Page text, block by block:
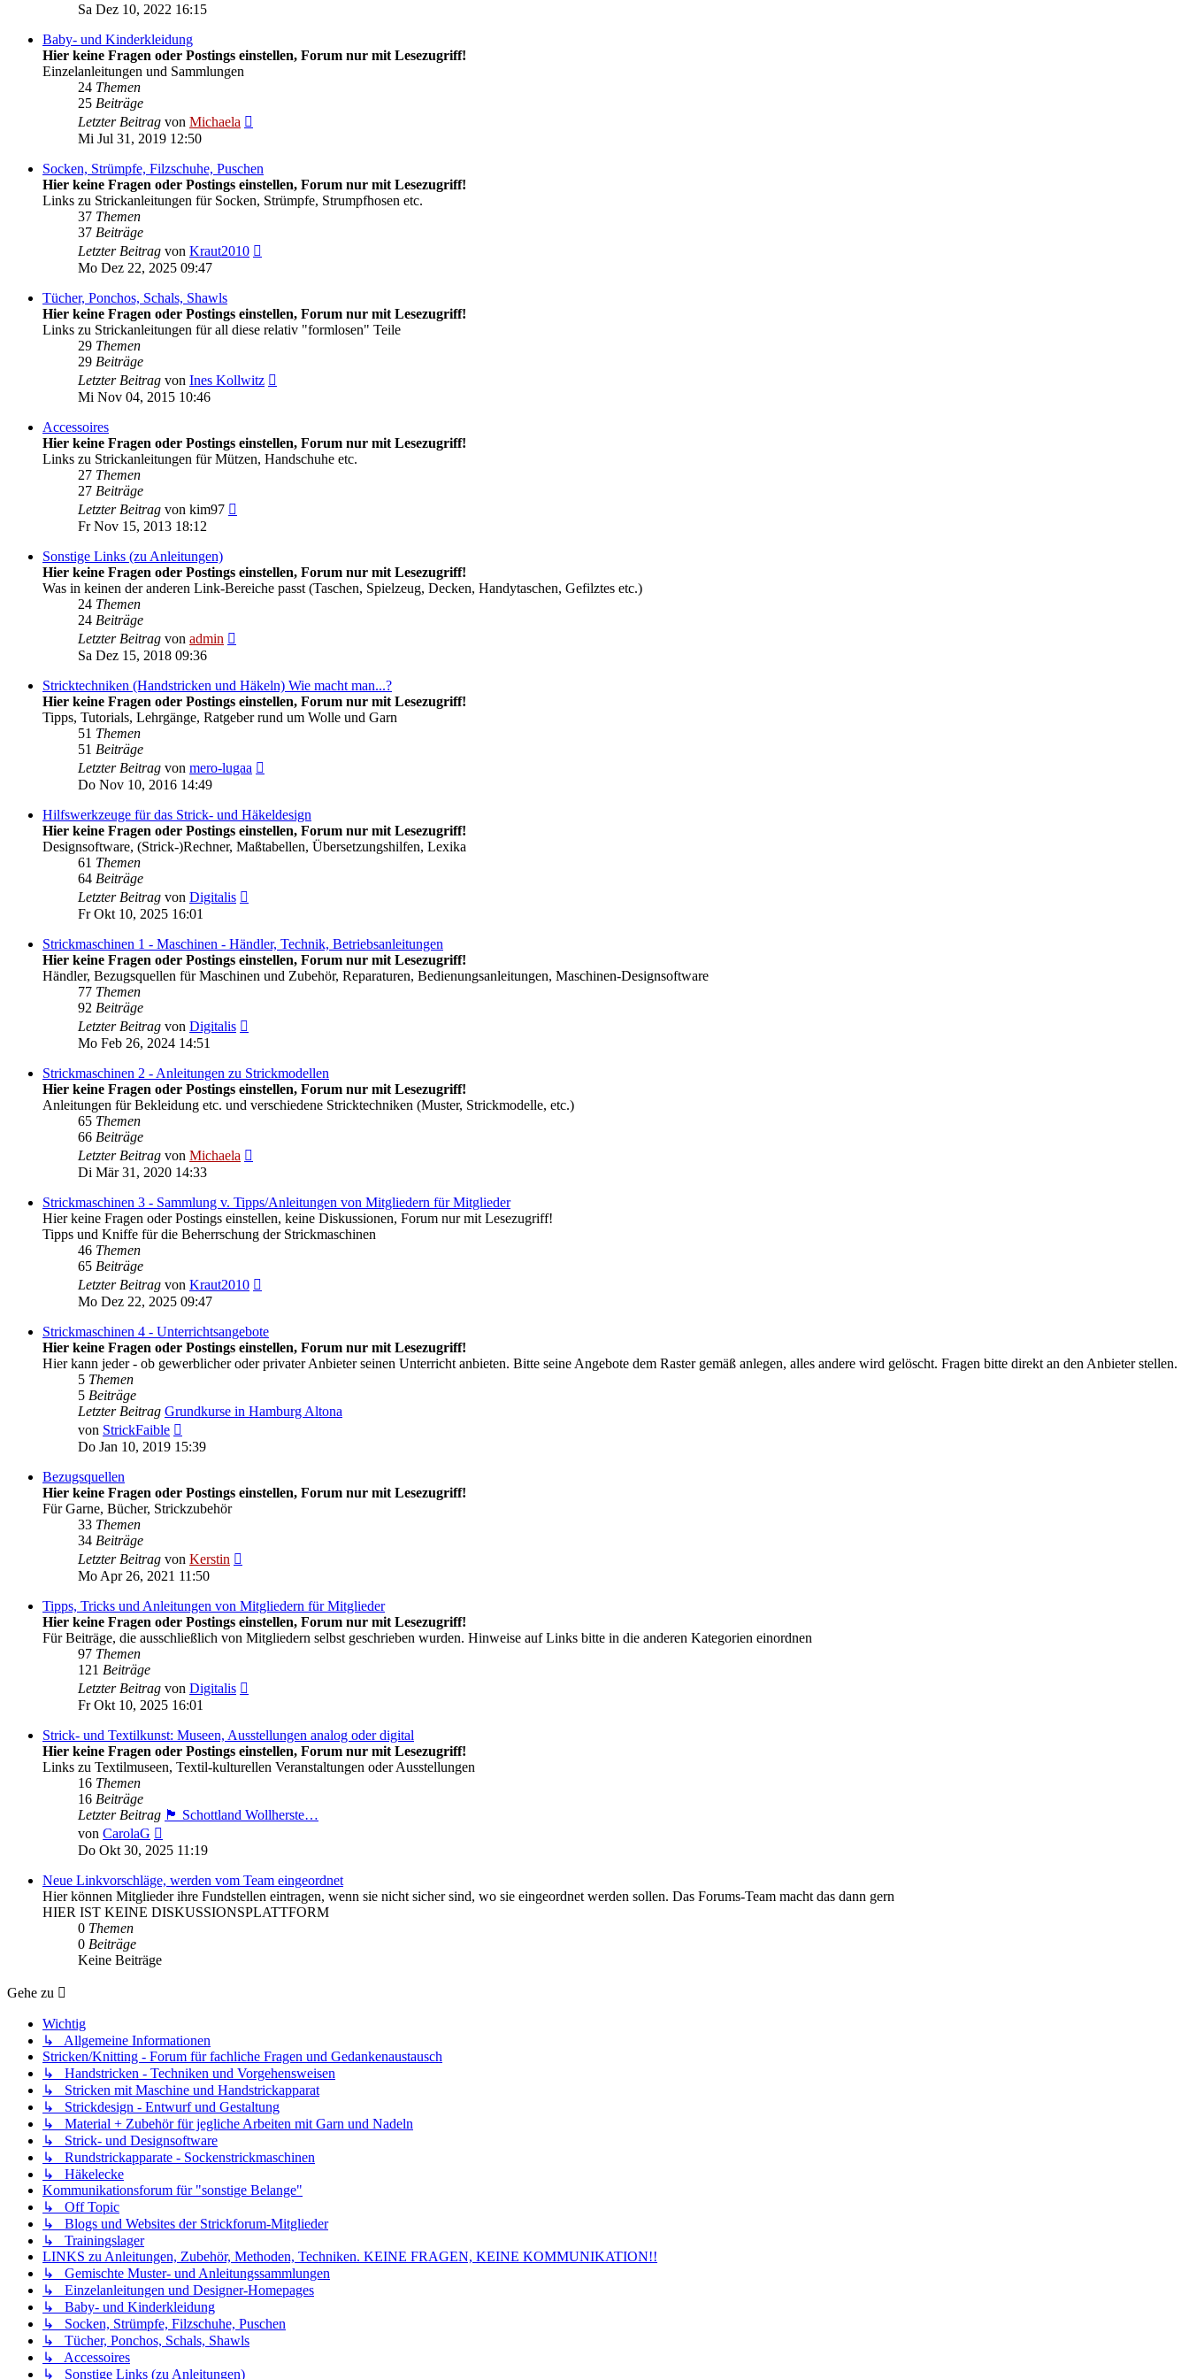
Sa Dez 10, 2022 16:15
Baby- und Kinderkleidung
Hier keine Fragen oder Postings einstellen, Forum nur mit Lesezugriff!
Einzelanleitungen und Sammlungen
24 Themen
25 Beiträge
Letzter Beitrag von Michaela
Mi Jul 31, 2019 12:50
Socken, Strümpfe, Filzschuhe, Puschen
Hier keine Fragen oder Postings einstellen, Forum nur mit Lesezugriff!
Links zu Strickanleitungen für Socken, Strümpfe, Strumpfhosen etc.
37 Themen
37 Beiträge
Letzter Beitrag von Kraut2010
Mo Dez 22, 2025 09:47
Tücher, Ponchos, Schals, Shawls
Hier keine Fragen oder Postings einstellen, Forum nur mit Lesezugriff!
Links zu Strickanleitungen für all diese relativ "formlosen" Teile
29 Themen
29 Beiträge
Letzter Beitrag von Ines Kollwitz
Mi Nov 04, 2015 10:46
Accessoires
Hier keine Fragen oder Postings einstellen, Forum nur mit Lesezugriff!
Links zu Strickanleitungen für Mützen, Handschuhe etc.
27 Themen
27 Beiträge
Letzter Beitrag von kim97
Fr Nov 15, 2013 18:12
Sonstige Links (zu Anleitungen)
Hier keine Fragen oder Postings einstellen, Forum nur mit Lesezugriff!
Was in keinen der anderen Link-Bereiche passt (Taschen, Spielzeug, Decken, Handytaschen, Gefilztes etc.)
24 Themen
24 Beiträge
Letzter Beitrag von admin
Sa Dez 15, 2018 09:36
Stricktechniken (Handstricken und Häkeln) Wie macht man...?
Hier keine Fragen oder Postings einstellen, Forum nur mit Lesezugriff!
Tipps, Tutorials, Lehrgänge, Ratgeber rund um Wolle und Garn
51 Themen
51 Beiträge
Letzter Beitrag von mero-lugaa
Do Nov 10, 2016 14:49
Hilfswerkzeuge für das Strick- und Häkeldesign
Hier keine Fragen oder Postings einstellen, Forum nur mit Lesezugriff!
Designsoftware, (Strick-)Rechner, Maßtabellen, Übersetzungshilfen, Lexika
61 Themen
64 Beiträge
Letzter Beitrag von Digitalis
Fr Okt 10, 2025 16:01
Strickmaschinen 1 - Maschinen - Händler, Technik, Betriebsanleitungen
Hier keine Fragen oder Postings einstellen, Forum nur mit Lesezugriff!
Händler, Bezugsquellen für Maschinen und Zubehör, Reparaturen, Bedienungsanleitungen, Maschinen-Designsoftware
77 Themen
92 Beiträge
Letzter Beitrag von Digitalis
Mo Feb 26, 2024 14:51
Strickmaschinen 2 - Anleitungen zu Strickmodellen
Hier keine Fragen oder Postings einstellen, Forum nur mit Lesezugriff!
Anleitungen für Bekleidung etc. und verschiedene Stricktechniken (Muster, Strickmodelle, etc.)
65 Themen
66 Beiträge
Letzter Beitrag von Michaela
Di Mär 31, 2020 14:33
Strickmaschinen 3 - Sammlung v. Tipps/Anleitungen von Mitgliedern für Mitglieder
Hier keine Fragen oder Postings einstellen, keine Diskussionen, Forum nur mit Lesezugriff!
Tipps und Kniffe für die Beherrschung der Strickmaschinen
46 Themen
65 Beiträge
Letzter Beitrag von Kraut2010
Mo Dez 22, 2025 09:47
Strickmaschinen 4 - Unterrichtsangebote
Hier keine Fragen oder Postings einstellen, Forum nur mit Lesezugriff!
Hier kann jeder - ob gewerblicher oder privater Anbieter seinen Unterricht anbieten. Bitte seine Angebote dem Raster gemäß anlegen, alles andere wird gelöscht. Fragen bitte direkt an den Anbieter stellen.
5 Themen
5 Beiträge
Letzter Beitrag Grundkurse in Hamburg Altona
von StrickFaible
Beitrag
Do Jan 10, 2019 15:39
Bezugsquellen
Hier keine Fragen oder Postings einstellen, Forum nur mit Lesezugriff!
Für Garne, Bücher, Strickzubehör
33 Themen
34 Beiträge
Letzter Beitrag von Kerstin
Mo Apr 26, 2021 11:50
Tipps, Tricks und Anleitungen von Mitgliedern für Mitglieder
Hier keine Fragen oder Postings einstellen, Forum nur mit Lesezugriff!
Für Beiträge, die ausschließlich von Mitgliedern selbst geschrieben wurden. Hinweise auf Links bitte in die anderen Kategorien einordnen
97 Themen
121 Beiträge
Letzter Beitrag von Digitalis
Fr Okt 10, 2025 16:01
Strick- und Textilkunst: Museen, Ausstellungen analog oder digital
Hier keine Fragen oder Postings einstellen, Forum nur mit Lesezugriff!
Links zu Textilmuseen, Textil-kulturellen Veranstaltungen oder Ausstellungen
16 Themen
16 Beiträge
Letzter Beitrag 🏴󠁧󠁢󠁳󠁣󠁴󠁿 Schottland Wollherste…
von CarolaG
Beitrag
Do Okt 30, 2025 11:19
Neue Linkvorschläge, werden vom Team eingeordnet
Hier können Mitglieder ihre Fundstellen eintragen, wenn sie nicht sicher sind, wo sie eingeordnet werden sollen. Das Forums-Team macht das dann gern
HIER IST KEINE DISKUSSIONSPLATTFORM
0 Themen
0 Beiträge
Keine Beiträge
Gehe zu
Wichtig
↳ Allgemeine Informationen
Stricken/Knitting - Forum für fachliche Fragen und Gedankenaustausch
↳ Handstricken - Techniken und Vorgehensweisen
↳ Stricken mit Maschine und Handstrickapparat
↳ Strickdesign - Entwurf und Gestaltung
↳ Material + Zubehör für jegliche Arbeiten mit Garn und Nadeln
↳ Strick- und Designsoftware
↳ Rundstrickapparate - Sockenstrickmaschinen
↳ Häkelecke
Kommunikationsforum für "sonstige Belange"
↳ Off Topic
↳ Blogs und Websites der Strickforum-Mitglieder
↳ Trainingslager
LINKS zu Anleitungen, Zubehör, Methoden, Techniken. KEINE FRAGEN, KEINE KOMMUNIKATION!!
↳ Gemischte Muster- und Anleitungssammlungen
↳ Einzelanleitungen und Designer-Homepages
↳ Baby- und Kinderkleidung
↳ Socken, Strümpfe, Filzschuhe, Puschen
↳ Tücher, Ponchos, Schals, Shawls
↳ Accessoires
↳ Sonstige Links (zu Anleitungen)